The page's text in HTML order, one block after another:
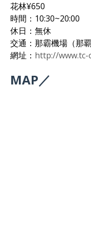
花林¥650
時間：10:30~20:00
休日：無休
交通：那霸機場（那
網址： http://
MAP／